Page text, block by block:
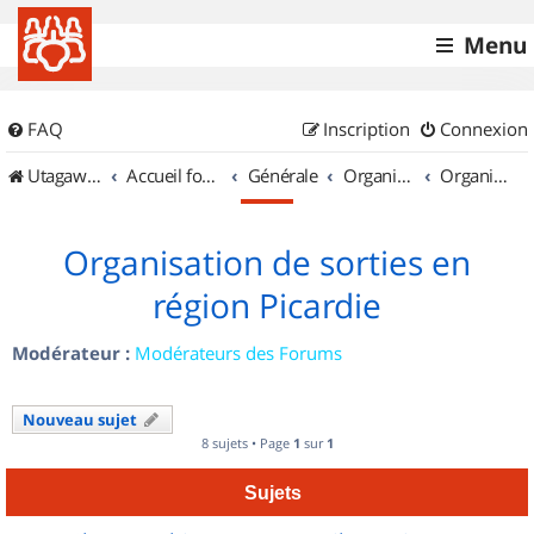
Menu
FAQ Connexion
Inscription
UtagawaVTT (Randos VTT et VTTAE avec traces GPS)
Accueil forum Générale Organisation de sorties & Recherche de partenaires Organisation de sorties en région Picardie
Organisation de sorties en
région Picardie
Modérateur : Modérateurs des Forums
Nouveau sujet
8 sujets • Page 1 sur 1
Sujets